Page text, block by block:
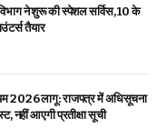
ने शुरू की स्पेशल सर्विस, ₹10 के
तैयार
2026 लागू: राजपत्र में अधिसूचना
नहीं आएगी प्रतीक्षा सूची